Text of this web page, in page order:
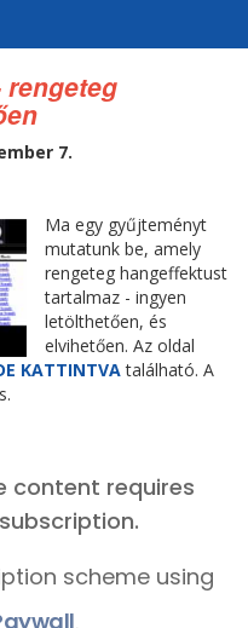
7.
Ma egy gyűjteményt
mutatunk be, amely
rengeteg hangeffektust
tartalmaz - ingyen
letölthetően, és
elvihetően. Az oldal
KATTINTVAtalálható. A